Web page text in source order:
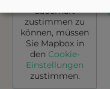
dauerhaft
zustimmen zu
können, müssen
Sie Mapboxin
den Cookie-
Einstellungen
zustimmen.